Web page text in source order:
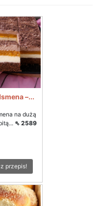
–...
na dużą
⇖ 2589
przepis!